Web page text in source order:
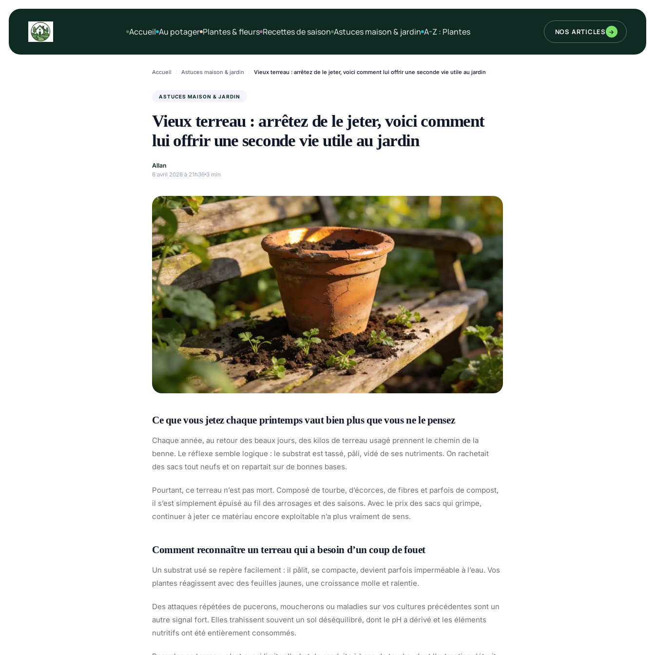
Aller
Accueil Au potager Plantes & fleurs Recettes de saison Astuces maison & jardin A-Z : Plantes NOS ARTICLES →
Accueil / Astuces maison & jardin / Vieux terreau : arrêtez de le jeter, voici comment lui offrir une seconde vie utile au jardin
ASTUCES MAISON & JARDIN
Vieux terreau : arrêtez de le jeter, voici comment
lui offrir une seconde vie utile au jardin
Allan
6 avril 2026 à 21h36 3 min
Ce que vous jetez chaque printemps vaut bien plus que vous ne le pensez
Chaque année, au retour des beaux jours, des kilos de terreau usagé prennent le chemin de la
benne. Le réflexe semble logique : le substrat est tassé, pâli, vidé de ses nutriments. On rachetait
des sacs tout neufs et on repartait sur de bonnes bases.
Pourtant, ce terreau n’est pas mort. Composé de tourbe, d’écorces, de fibres et parfois de compost,
il s’est simplement épuisé au fil des arrosages et des saisons. Avec le prix des sacs qui grimpe,
continuer à jeter ce matériau encore exploitable n’a plus vraiment de sens.
Comment reconnaître un terreau qui a besoin d’un coup de fouet
Un substrat usé se repère facilement : il pâlit, se compacte, devient parfois imperméable à l’eau. Vos
plantes réagissent avec des feuilles jaunes, une croissance molle et ralentie.
Des attaques répétées de pucerons, moucherons ou maladies sur vos cultures précédentes sont un
autre signal fort. Elles trahissent souvent un sol déséquilibré, dont le pH a dérivé et les éléments
nutritifs ont été entièrement consommés.